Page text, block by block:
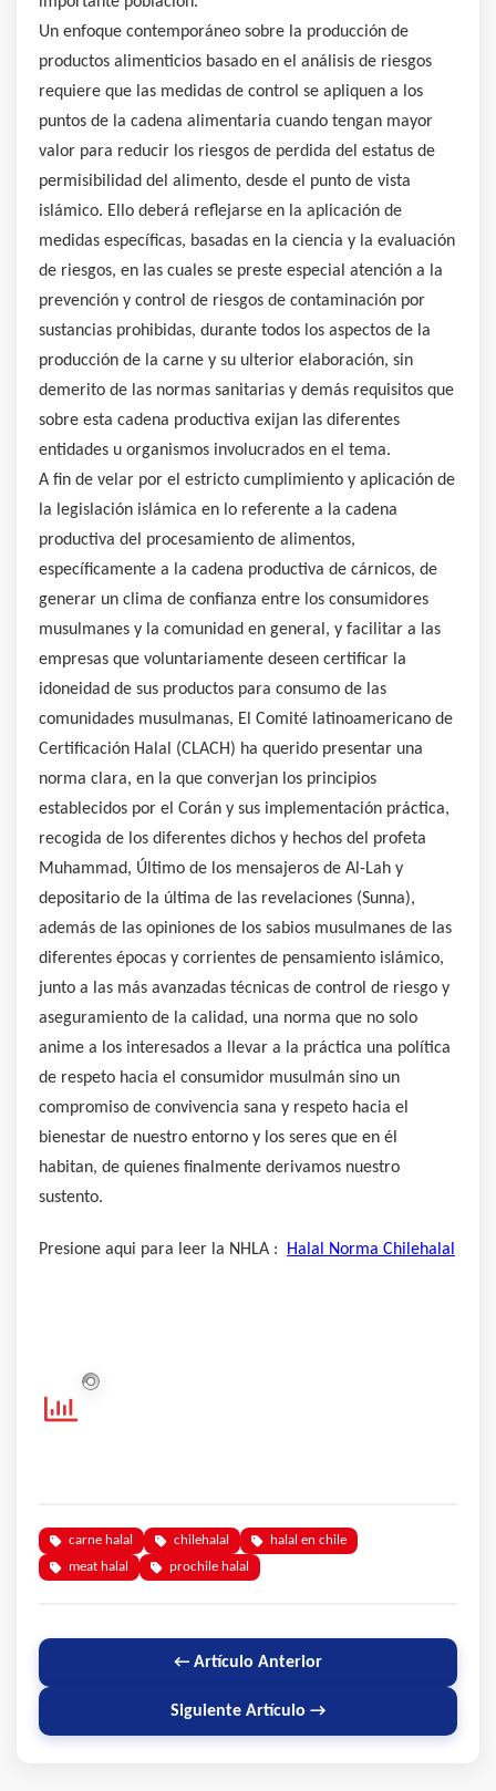
Un enfoque contemporáneo sobre la producción de
productos alimenticios basado en el análisis de riesgos
requiere que las medidas de control se apliquen a los
puntos de la cadena alimentaria cuando tengan mayor
valor para reducir los riesgos de perdida del estatus de
permisibilidad del alimento, desde el punto de vista
islámico. Ello deberá reflejarse en la aplicación de
medidas específicas, basadas en la ciencia y la evaluación
de riesgos, en las cuales se preste especial atención a la
prevención y control de riesgos de contaminación por
sustancias prohibidas, durante todos los aspectos de la
producción de la carne y su ulterior elaboración, sin
demerito de las normas sanitarias y demás requisitos que
sobre esta cadena productiva exijan las diferentes
entidades u organismos involucrados en el tema.
A fin de velar por el estricto cumplimiento y aplicación de
la legislación islámica en lo referente a la cadena
productiva del procesamiento de alimentos,
específicamente a la cadena productiva de cárnicos, de
generar un clima de confianza entre los consumidores
musulmanes y la comunidad en general, y facilitar a las
empresas que voluntariamente deseen certificar la
idoneidad de sus productos para consumo de las
comunidades musulmanas, El Comité latinoamericano de
Certificación Halal (CLACH) ha querido presentar una
norma clara, en la que converjan los principios
establecidos por el Corán y sus implementación práctica,
recogida de los diferentes dichos y hechos del profeta
Muhammad, Último de los mensajeros de Al-Lah y
depositario de la última de las revelaciones (Sunna),
además de las opiniones de los sabios musulmanes de las
diferentes épocas y corrientes de pensamiento islámico,
junto a las más avanzadas técnicas de control de riesgo y
aseguramiento de la calidad, una norma que no solo
anime a los interesados a llevar a la práctica una política
de respeto hacia el consumidor musulmán sino un
compromiso de convivencia sana y respeto hacia el
bienestar de nuestro entorno y los seres que en él
habitan, de quienes finalmente derivamos nuestro
sustento.
Presione aqui para leer la NHLA : Halal Norma Chilehalal
carne halal chilehalal
halal en chile
meat halal
prochile halal
← Artículo Anterior
Siguiente Artículo →